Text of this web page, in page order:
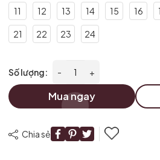
11 12 13 14 15 16
21 22 23 24
Số lượng: - +
Mua ngay
Chia sẻ